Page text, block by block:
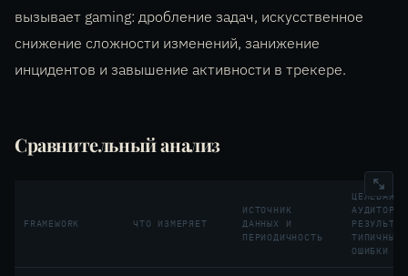
вызывает gaming: дробление задач, искусственное
снижение сложности изменений, занижение
инцидентов и завышение активности в трекере.
Сравнительный анализ
FRAMEWORK ЧТО ИЗМЕРЯЕТ
ИСТОЧНИК
ДАННЫХ И
ПЕРИОДИЧНОСТЬ
ЦЕЛЕВАЯ
АУДИТОРИЯ
ТИПИЧНЫЕ
ОШИБКИ